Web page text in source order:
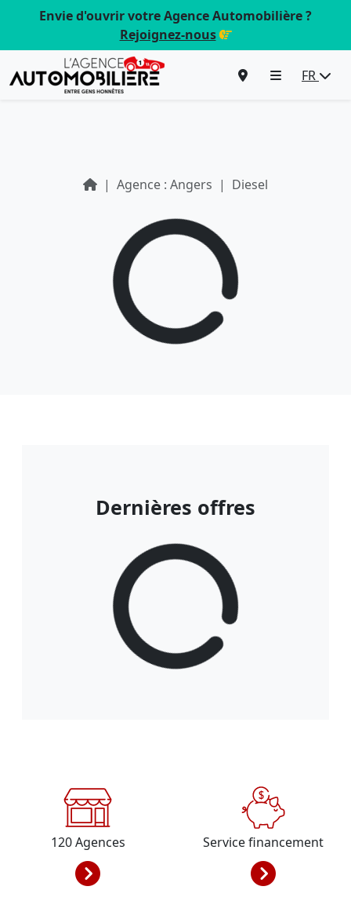
Envie d'ouvrir votre Agence Automobilière ?
Rejoignez-nous
FR
Agence : Angers Diesel
Dernières offres
120Agences Service financement